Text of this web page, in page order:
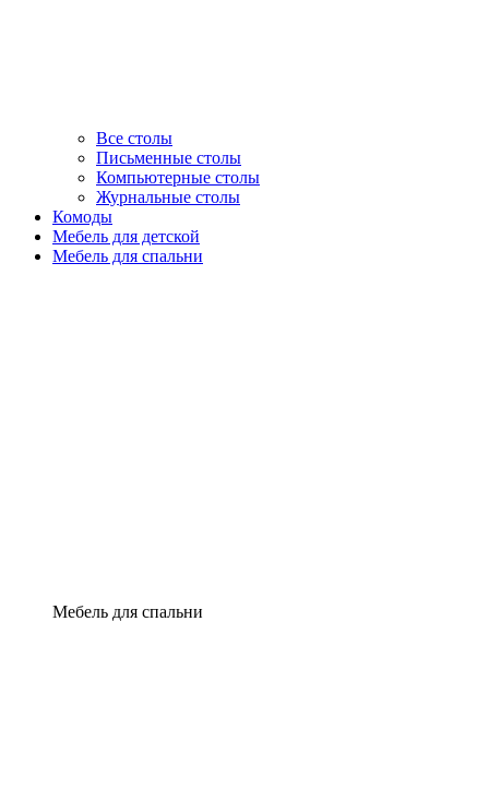
Все столы
Письменные столы
Компьютерные столы
Журнальные столы
Комоды
Мебель для детской
Мебель для спальни
Мебель для спальни